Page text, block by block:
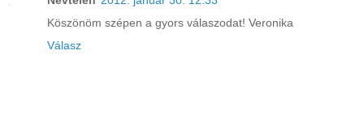
Köszönöm szépen a gyors válaszodat! Veronika
Válasz